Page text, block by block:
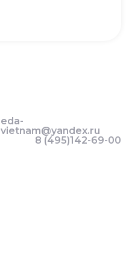
eda-
vietnam@yandex.ru
8 (495)142-69-00